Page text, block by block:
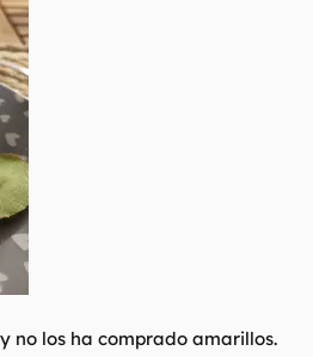
no los ha comprado amarillos.